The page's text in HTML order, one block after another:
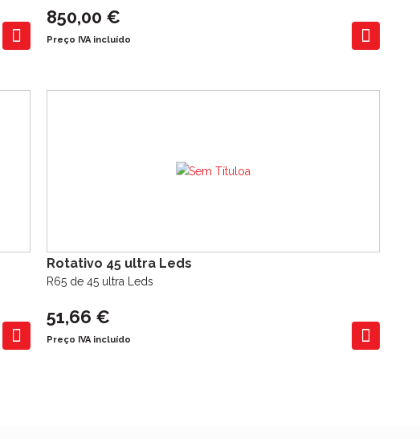
850,00 €
Preço IVA incluído
Rotativo 45 ultra Leds
R65 de 45 ultra Leds
51,66 €
Preço IVA incluído